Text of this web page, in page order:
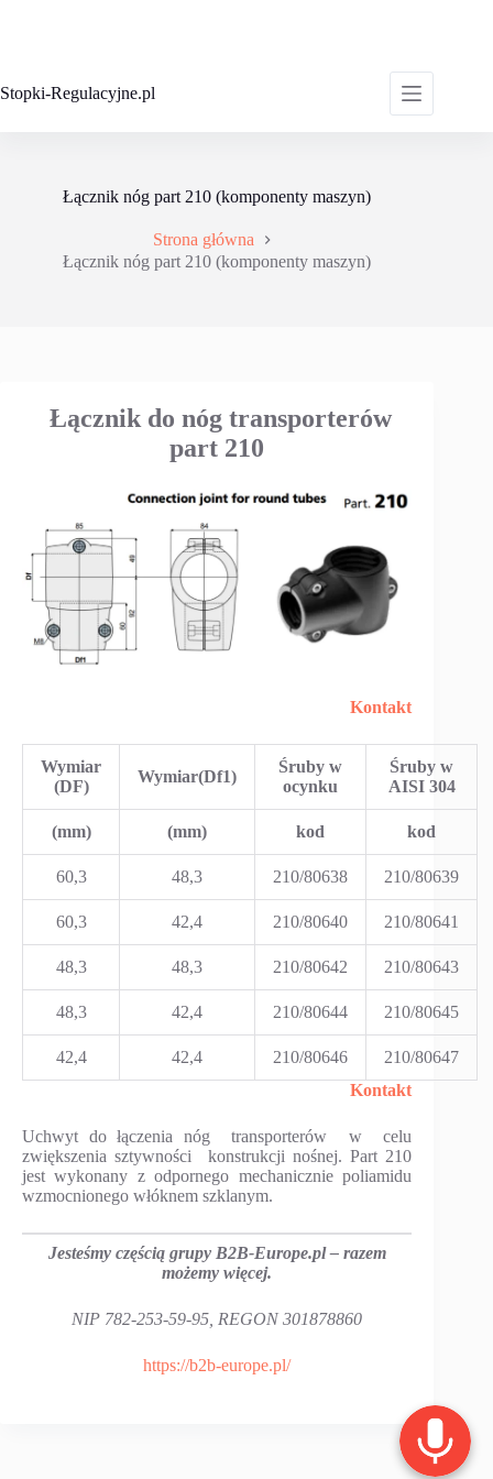
Stopki-Regulacyjne.pl
Łącznik nóg part 210 (komponenty maszyn)
Strona główna
Łącznik nóg part 210 (komponenty maszyn)
Łącznik do nóg transporterów
part 210
Kontakt
Wymiar
(DF)
Wymiar(Df1)
Śruby w
ocynku
Śruby w
AISI 304
(mm) (mm) kod kod
60,3 48,3 210/80638 210/80639
60,3 42,4 210/80640 210/80641
48,3 48,3 210/80642 210/80643
48,3 42,4 210/80644 210/80645
42,4 42,4 210/80646
210/80647
Kontakt
Uchwyt do łączenia nóg transporterów w celu
zwiększenia sztywności konstrukcji nośnej. Part 210
jest wykonany z odpornego mechanicznie poliamidu
wzmocnionego włóknem szklanym.
Jesteśmy częścią grupy B2B-Europe.pl – razem
możemy więcej.
NIP 782-253-59-95, REGON 301878860
https://b2b-europe.pl/